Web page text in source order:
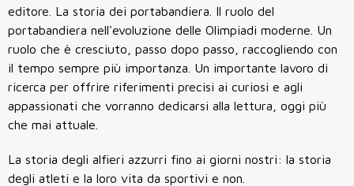
editore. La storia dei portabandiera. Il ruolo del
portabandiera nell'evoluzione delle Olimpiadi moderne. Un
ruolo che è cresciuto, passo dopo passo, raccogliendo con
il tempo sempre più importanza. Un importante lavoro di
ricerca per offrire riferimenti precisi ai curiosi e agli
appassionati che vorranno dedicarsi alla lettura, oggi più
che mai attuale.
La storia degli alfieri azzurri fino ai giorni nostri: la storia
degli atleti e la loro vita da sportivi e non.